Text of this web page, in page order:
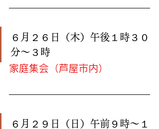
６月２６日（木）午後１時３０
分〜３時
家庭集会（芦屋市内）
６月２９日（日）午前９時〜１